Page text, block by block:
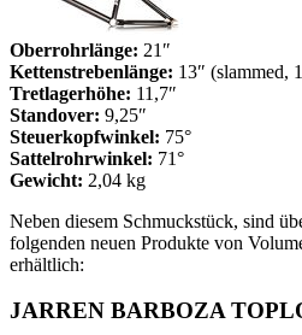
Oberrohrlänge: 21″
Kettenstrebenlänge: 13″ (slammed,
Tretlagerhöhe: 11,7″
Standover: 9,25″
Steuerkopfwinkel: 75°
Sattelrohrwinkel: 71°
Gewicht: 2,04 kg
Neben diesem Schmuckstück, sind
folgenden neuen Produkte von
erhältlich:
JARREN BARBOZA